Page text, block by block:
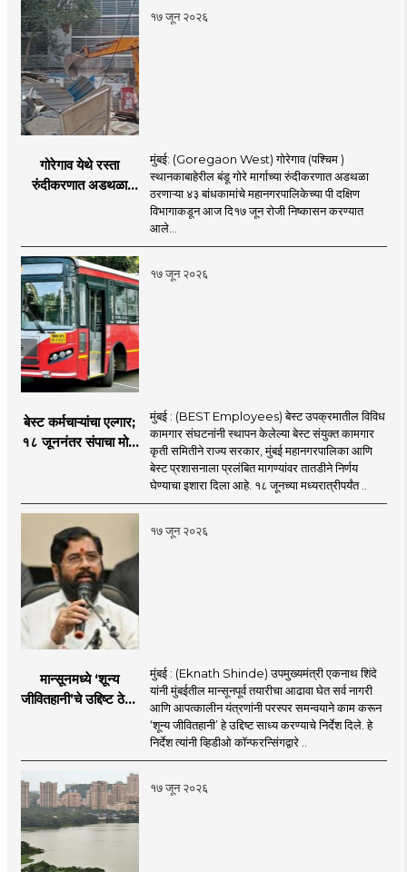
१७ जून २०२६
गोरेगाव येथे रस्ता
रुंदीकरणात अडथळा
मुंबई: (Goregaon West) गोरेगाव (पश्चिम )
स्थानकाबाहेरील बंडू गोरे मार्गाच्या रुंदीकरणात अडथळा
ठरणाऱ्या ४३ बांधकामांचे महानगरपालिकेच्या पी दक्षिण
विभागाकडून आज दि१७ जून रोजी निष्कासन करण्यात
आले...
१७ जून २०२६
बेस्ट कर्मचाऱ्यांचा एल्गार;
१८ जूननंतर संपाचा मोठा
मुंबई : (BEST Employees) बेस्ट उपक्रमातील विविध
कामगार संघटनांनी स्थापन केलेल्या बेस्ट संयुक्त कामगार
कृती समितीने राज्य सरकार, मुंबई महानगरपालिका आणि
बेस्ट प्रशासनाला प्रलंबित मागण्यांवर तातडीने निर्णय
घेण्याचा इशारा दिला आहे. १८ जूनच्या मध्यरात्रीपर्यंत ..
१७ जून २०२६
मान्सूनमध्ये ‘शून्य
जीवितहानी’चे उद्दिष्ट ठेवून
शिंदे
मुंबई : (Eknath Shinde) उपमुख्यमंत्री एकनाथ शिंदे
यांनी मुंबईतील मान्सूनपूर्व तयारीचा आढावा घेत सर्व नागरी
आणि आपत्कालीन यंत्रणांनी परस्पर समन्वयाने काम करून
‘शून्य जीवितहानी’ हे उद्दिष्ट साध्य करण्याचे निर्देश दिले. हे
निर्देश त्यांनी व्हिडीओ कॉन्फरन्सिंगद्वारे ..
१७ जून २०२६